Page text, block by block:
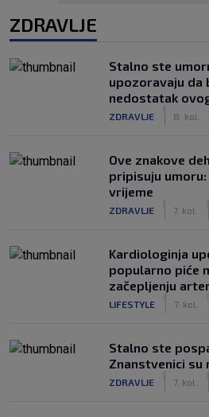
ZDRAVLJE
Stalno ste
upozoravaju da
nedostatak
ZDRAVLJE 8. kol.
Ove znakove
pripisuju
vrijeme
ZDRAVLJE 7. kol.
Kardiologinja
popularno piće
začepljenju
LIFESTYLE 7. kol.
Stalno ste
Znanstvenici
ZDRAVLJE 7. kol.